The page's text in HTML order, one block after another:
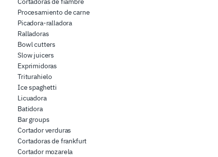
Procesamiento de carne
Picadora-ralladora
Ralladoras
Bowl cutters
Slow juicers
Exprimidoras
Triturahielo
Ice spaghetti
Licuadora
Batidora
Bar groups
Cortador verduras
Cortadoras de frankfurt
Cortador mozarela